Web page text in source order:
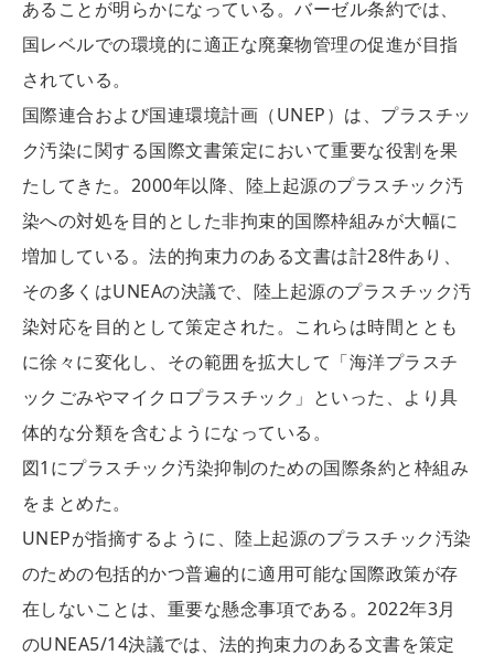
あることが明らかになっている。バーゼル条約では、
国レベルでの環境的に適正な廃棄物管理の促進が目指
されている。
国際連合および国連環境計画（UNEP）は、プラスチッ
ク汚染に関する国際文書策定において重要な役割を果
たしてきた。2000年以降、陸上起源のプラスチック汚
染への対処を目的とした非拘束的国際枠組みが大幅に
増加している。法的拘束力のある文書は計28件あり、
その多くはUNEAの決議で、陸上起源のプラスチック汚
染対応を目的として策定された。これらは時間ととも
に徐々に変化し、その範囲を拡大して「海洋プラスチ
ックごみやマイクロプラスチック」といった、より具
体的な分類を含むようになっている。
図1にプラスチック汚染抑制のための国際条約と枠組み
をまとめた。
UNEPが指摘するように、陸上起源のプラスチック汚染
のための包括的かつ普遍的に適用可能な国際政策が存
在しないことは、重要な懸念事項である。2022年3月
のUNEA5/14決議では、法的拘束力のある文書を策定